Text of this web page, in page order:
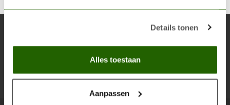
Details tonen
Alles toestaan
Aanpassen
Blijf op de hoogte over onze laatste acties